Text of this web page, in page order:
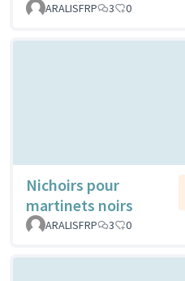
ARALISFRP
3 0
Nichoirs pour
martinets noirs
ARALISFRP
3 0